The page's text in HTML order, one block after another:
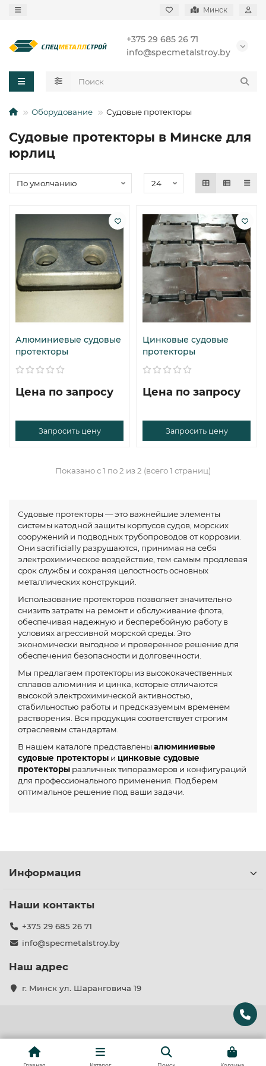
Минск
+375 29 685 26 71
info@specmetalstroy.by
Оборудование Судовые протекторы
Судовые протекторы в Минске для
юрлиц
Алюминиевые судовые
протекторы
Цена по запросу
Запросить цену
Цинковые судовые
протекторы
Цена по запросу
Запросить цену
Показано с 1 по 2 из 2 (всего 1 страниц)
Судовые протекторы — это важнейшие элементы
системы катодной защиты корпусов судов, морских
сооружений и подводных трубопроводов от коррозии.
Они sacrificially разрушаются, принимая на себя
электрохимическое воздействие, тем самым продлевая
срок службы и сохраняя целостность основных
металлических конструкций.
Использование протекторов позволяет значительно
снизить затраты на ремонт и обслуживание флота,
обеспечивая надежную и бесперебойную работу в
условиях агрессивной морской среды. Это
экономически выгодное и проверенное решение для
обеспечения безопасности и долговечности.
Мы предлагаем протекторы из высококачественных
сплавов алюминия и цинка, которые отличаются
высокой электрохимической активностью,
стабильностью работы и предсказуемым временем
растворения. Вся продукция соответствует строгим
отраслевым стандартам.
В нашем каталоге представлены алюминиевые
судовые протекторы и цинковые судовые
протекторы различных типоразмеров и конфигураций
для профессионального применения. Подберем
оптимальное решение под ваши задачи.
Информация
Наши контакты
+375 29 685 26 71
info@specmetalstroy.by
Наш адрес
г. Минск ул. Шаранговича 19